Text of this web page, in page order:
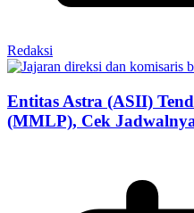
Redaksi
Entitas Astra (ASII)
(MMLP), Cek